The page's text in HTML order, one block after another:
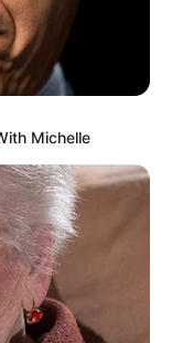
Michelle